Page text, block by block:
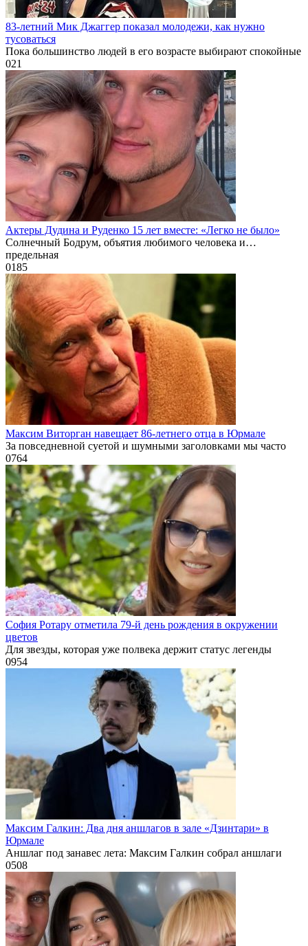
83-летний Мик Джаггер показал молодежи, как нужно
тусоваться
Пока большинство людей в его возрасте выбирают спокойные
021
Актеры Дудина и Руденко 15 лет вместе: «Легко не было»
Солнечный Бодрум, объятия любимого человека и…
предельная
0185
Максим Виторган навещает 86-летнего отца в Юрмале
За повседневной суетой и шумными заголовками мы часто
0764
София Ротару отметила 79-й день рождения в окружении
цветов
Для звезды, которая уже полвека держит статус легенды
0954
Максим Галкин: Два дня аншлагов в зале «Дзинтари» в
Юрмале
Аншлаг под занавес лета: Максим Галкин собрал аншлаги
0508